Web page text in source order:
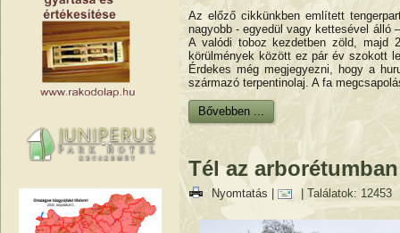
Az előző cikkünkben említett
nagyobb - egyedül vagy kettesével álló
A valódi toboz kezdetben zöld, majd
körülmények között ez pár év szokott
Érdekes még megjegyezni, hogy a
származó terpentinolaj. A fa
Bővebben ...
Tél az arborétumban
Nyomtatás | Találatok: 12453